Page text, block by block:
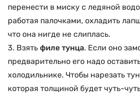
перенести в миску с ледяной
работая палочками, охладить
что она нигде не слиплась.
3. Взять филе тунца. Если оно
предварительно его надо
холодильнике. Чтобы нарезать
которая толщиной будет чуть-